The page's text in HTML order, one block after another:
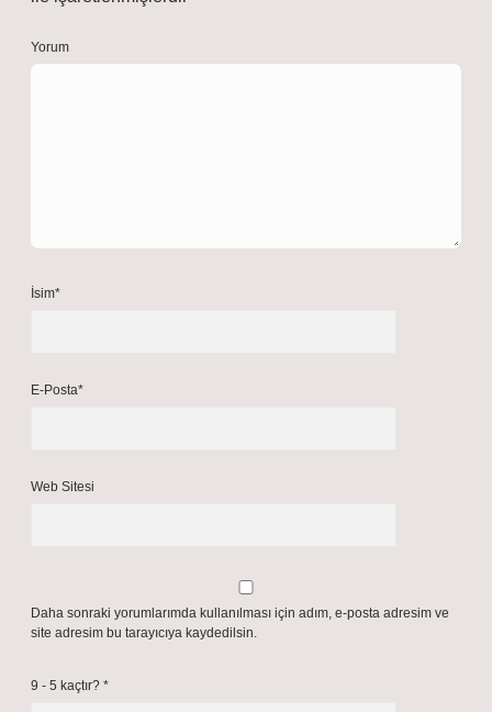
Yorum
İsim*
E-Posta*
Web Sitesi
Daha sonraki yorumlarımda kullanılması için adım, e-posta adresim ve
site adresim bu tarayıcıya kaydedilsin.
9 - 5 kaçtır? *